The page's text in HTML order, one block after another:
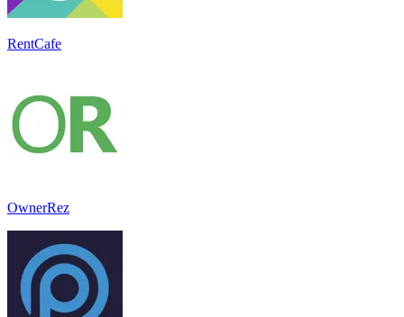
RentCafe
OwnerRez